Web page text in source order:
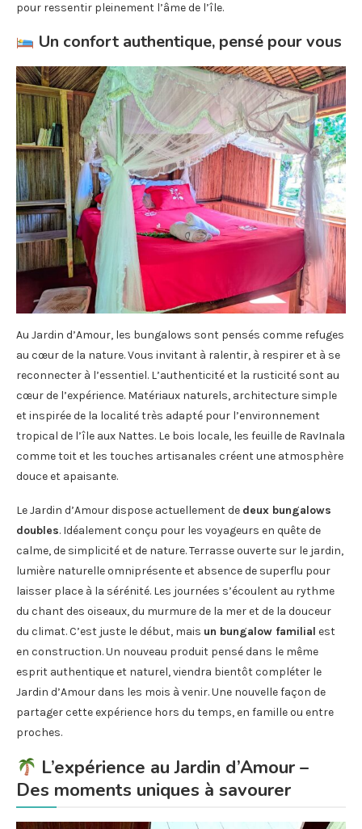
pour ressentir pleinement l’âme de l’île.
Un confort authentique, pensé pour vous
Au Jardin d’Amour, les bungalows sont pensés comme refuges
au cœur de la nature. Vous invitant à ralentir, à respirer et à se
reconnecter à l’essentiel. L’authenticité et la rusticité sont au
cœur de l’expérience. Matériaux naturels, architecture simple
et inspirée de la localité très adapté pour l’environnement
tropical de l’île aux Nattes. Le bois locale, les feuille de RavInala
comme toit et les touches artisanales créent une atmosphère
douce et apaisante.
Le Jardin d’Amour dispose actuellement de deux bungalows
doubles. Idéalement conçu pour les voyageurs en quête de
calme, de simplicité et de nature. Terrasse ouverte sur le jardin,
lumière naturelle omniprésente et absence de superflu pour
laisser place à la sérénité. Les journées s’écoulent au rythme
du chant des oiseaux, du murmure de la mer et de la douceur
du climat. C’est juste le début, mais un bungalow familial est
en construction. Un nouveau produit pensé dans le même
esprit authentique et naturel, viendra bientôt compléter le
Jardin d’Amour dans les mois à venir. Une nouvelle façon de
partager cette expérience hors du temps, en famille ou entre
proches.
L’expérience au Jardin d’Amour –
Des moments uniques à savourer